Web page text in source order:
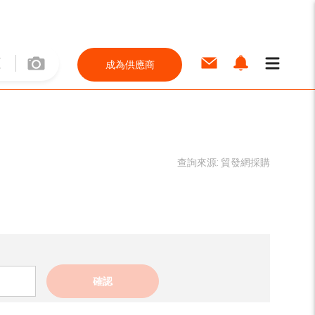
成為供應商
查詢來源: 貿發網採購
確認